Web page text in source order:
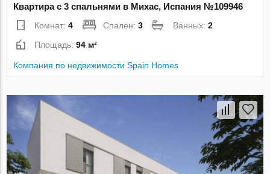
Квартира с 3 спальнями в Михас, Испания №109946
Комнат:4 Спален:3 Ванных:2
Площадь:94 м²
Компания по недвижимости Spain Homes